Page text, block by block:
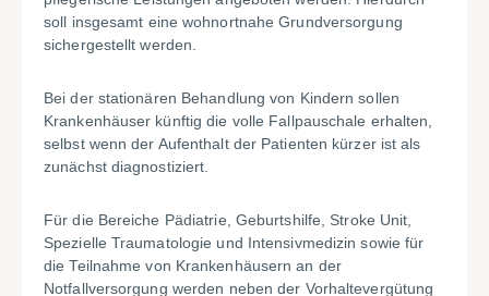
soll insgesamt eine wohnortnahe Grundversorgung
sichergestellt werden.
Bei der stationären Behandlung von Kindern sollen
Krankenhäuser künftig die volle Fallpauschale erhalten,
selbst wenn der Aufenthalt der Patienten kürzer ist als
zunächst diagnostiziert.
Für die Bereiche Pädiatrie, Geburtshilfe, Stroke Unit,
Spezielle Traumatologie und Intensivmedizin sowie für
die Teilnahme von Krankenhäusern an der
Notfallversorgung werden neben der Vorhaltevergütung